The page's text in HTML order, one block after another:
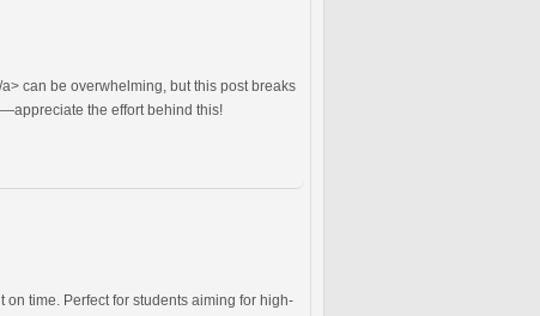
can be overwhelming, but this post breaks
the effort behind this!
time. Perfect for students aiming for high-